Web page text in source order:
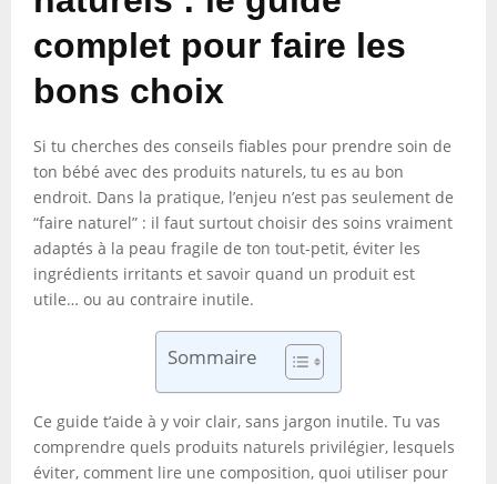
complet pour faire les
bons choix
Si tu cherches des conseils fiables pour prendre soin de
ton bébé avec des produits naturels, tu es au bon
endroit. Dans la pratique, l’enjeu n’est pas seulement de
“faire naturel” : il faut surtout choisir des soins vraiment
adaptés à la peau fragile de ton tout-petit, éviter les
ingrédients irritants et savoir quand un produit est
utile… ou au contraire inutile.
Sommaire
Ce guide t’aide à y voir clair, sans jargon inutile. Tu vas
comprendre quels produits naturels privilégier, lesquels
éviter, comment lire une composition, quoi utiliser pour